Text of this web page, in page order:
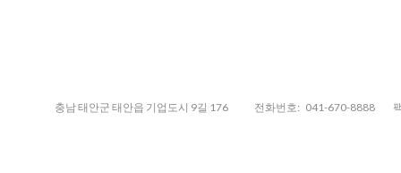
충남 태안군 태안읍 기업도시 9길 176 전화번호: 041-670-8888